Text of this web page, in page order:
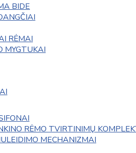
BIDE
RĖMAI
MYGTUKAI
RĖMO TVIRTINIMŲ
MECHANIZMAI